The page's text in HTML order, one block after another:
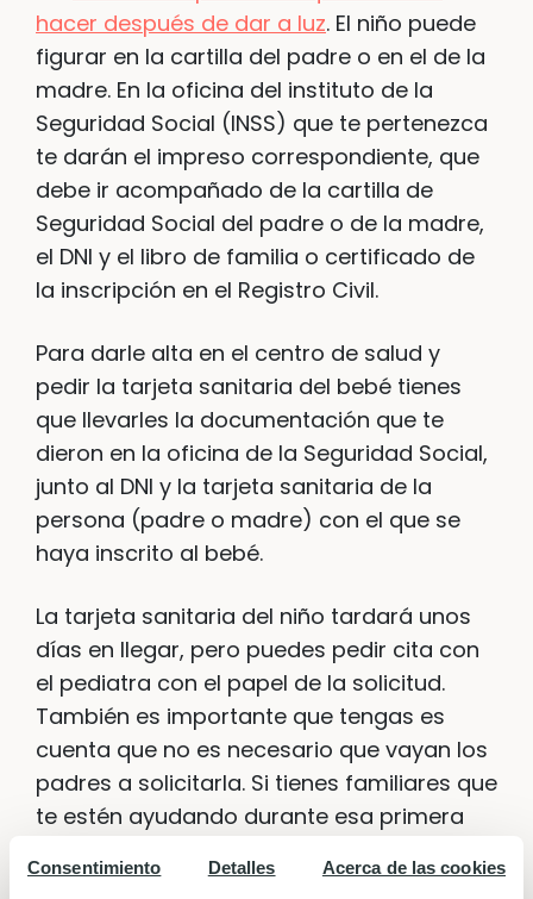
Consentimiento Detalles Acerca de las cookies
hacer después de dar a luz. El niño puede
figurar en la cartilla del padre o en el de la
madre. En la oficina del instituto de la
Seguridad Social (INSS) que te pertenezca
te darán el impreso correspondiente, que
debe ir acompañado de la cartilla de
Seguridad Social del padre o de la madre,
el DNI y el libro de familia o certificado de
la inscripción en el Registro Civil.
Para darle alta en el centro de salud y
pedir la tarjeta sanitaria del bebé tienes
que llevarles la documentación que te
dieron en la oficina de la Seguridad Social,
junto al DNI y la tarjeta sanitaria de la
persona (padre o madre) con el que se
haya inscrito al bebé.
La tarjeta sanitaria del niño tardará unos
días en llegar, pero puedes pedir cita con
el pediatra con el papel de la solicitud.
También es importante que tengas es
cuenta que no es necesario que vayan los
padres a solicitarla. Si tienes familiares que
te estén ayudando durante esa primera
pídeles que sean ellos los que se ocupen